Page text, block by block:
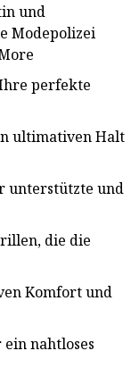
und
Modepolizei
perfekte
ultimativen Halt
unterstützte und
die die
Komfort und
nahtloses